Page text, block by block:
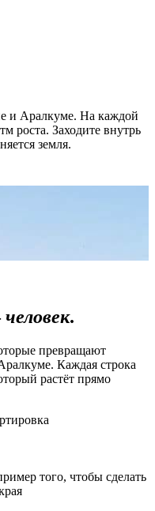
и Аралкуме. На каждой
роста. Заходите внутрь
земля.
человек.
превращают
Каждая строка
растёт прямо
того, чтобы сделать